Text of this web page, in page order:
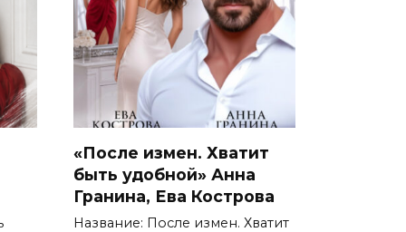
«После измен. Хватит
быть удобной» Анна
Гранина, Ева Кострова
Название: После измен. Хватит